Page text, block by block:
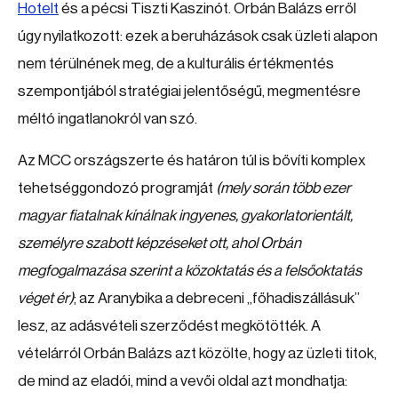
Hotelt és a pécsi Tiszti Kaszinót. Orbán Balázs erről
úgy nyilatkozott: ezek a beruházások csak üzleti alapon
nem térülnének meg, de a kulturális értékmentés
szempontjából stratégiai jelentőségű, megmentésre
méltó ingatlanokról van szó.
Az MCC országszerte és határon túl is bővíti komplex
tehetséggondozó programját (mely során több ezer
magyar fiatalnak kínálnak ingyenes, gyakorlatorientált,
személyre szabott képzéseket ott, ahol Orbán
megfogalmazása szerint a közoktatás és a felsőoktatás
véget ér); az Aranybika a debreceni „főhadiszállásuk”
lesz, az adásvételi szerződést megkötötték. A
vételárról Orbán Balázs azt közölte, hogy az üzleti titok,
de mind az eladói, mind a vevői oldal azt mondhatja: